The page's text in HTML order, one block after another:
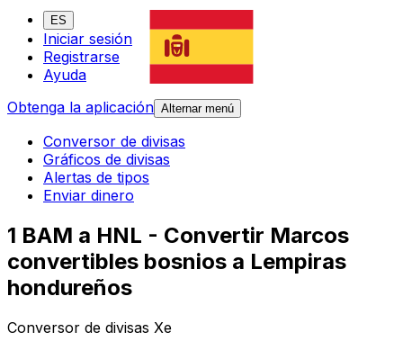
ES
Iniciar sesión
Registrarse
Ayuda
Obtenga la aplicación Alternar menú
Conversor de divisas
Gráficos de divisas
Alertas de tipos
Enviar dinero
1 BAM a HNL - Convertir Marcos
convertibles bosnios a Lempiras
hondureños
Conversor de divisas Xe